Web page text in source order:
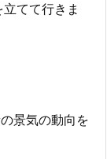
てて行きま
景気の動向を